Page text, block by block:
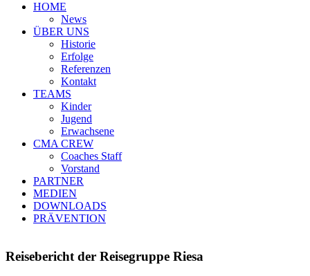
HOME
News
ÜBER UNS
Historie
Erfolge
Referenzen
Kontakt
TEAMS
Kinder
Jugend
Erwachsene
CMA CREW
Coaches Staff
Vorstand
PARTNER
MEDIEN
DOWNLOADS
PRÄVENTION
Reisebericht der Reisegruppe Riesa